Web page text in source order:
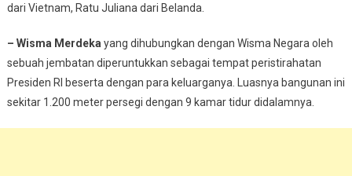
dari Vietnam, Ratu Juliana dari Belanda.
– Wisma Merdeka yang dihubungkan dengan Wisma Negara oleh
sebuah jembatan diperuntukkan sebagai tempat peristirahatan
Presiden RI beserta dengan para keluarganya. Luasnya bangunan ini
sekitar 1.200 meter persegi dengan 9 kamar tidur didalamnya.